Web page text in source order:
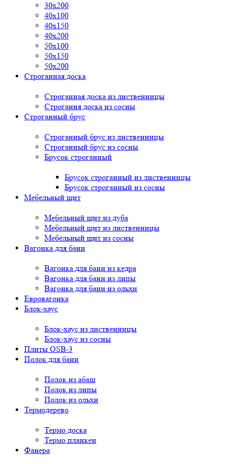
30x200
40x100
40x150
40x200
50x100
50x150
50x200
Строганная доска
Строганная доска из лиственницы
Строгання доска из сосны
Строганный брус
Строганный брус из лиственницы
Строганный брус из сосны
Брусок строганный
Брусок строганный из лиственницы
Брусок строганный из сосны
Мебельный щит
Мебельный щит из дуба
Мебельный щит из лиственницы
Мебельный щит из сосны
Вагонка для бани
Вагонка для бани из кедра
Вагонка для бани из липы
Вагонка для бани из ольхи
Евровагонка
Блок-хаус
Блок-хаус из лиственницы
Блок-хаус из сосны
Плиты OSB-3
Полок для бани
Полок из абаш
Полок из липы
Полок из ольхи
Термодерево
Термо доска
Термо планкен
Фанера